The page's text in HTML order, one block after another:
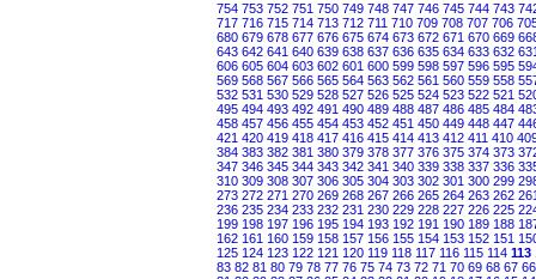
754 753 752 751 750 749 748 747 746 745 744 743
717 716 715 714 713 712 711 710 709 708 707 706
680 679 678 677 676 675 674 673 672 671 670 669
643 642 641 640 639 638 637 636 635 634 633 632
606 605 604 603 602 601 600 599 598 597 596 595
569 568 567 566 565 564 563 562 561 560 559 558
532 531 530 529 528 527 526 525 524 523 522 521
495 494 493 492 491 490 489 488 487 486 485 484
458 457 456 455 454 453 452 451 450 449 448 447
421 420 419 418 417 416 415 414 413 412 411 410
384 383 382 381 380 379 378 377 376 375 374 373
347 346 345 344 343 342 341 340 339 338 337 336
310 309 308 307 306 305 304 303 302 301 300 299
273 272 271 270 269 268 267 266 265 264 263 262
236 235 234 233 232 231 230 229 228 227 226 225
199 198 197 196 195 194 193 192 191 190 189 188
162 161 160 159 158 157 156 155 154 153 152 151
125 124 123 122 121 120 119 118 117 116 115 114 113
83 82 81 80 79 78 77 76 75 74 73 72 71 70 69 68 67 66